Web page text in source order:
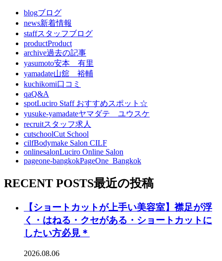
blogブログ
news新着情報
staffスタッフブログ
productProduct
archive過去の記事
yasumoto安本 有里
yamadate山舘 裕輔
kuchikomi口コミ
qaQ&A
spotLuciro Staff おすすめスポット☆
yusuke-yamadateヤマダテ ユウスケ
recruitスタッフ求人
cutschoolCut School
cilfBodymake Salon CILF
onlinesalonLuciro Online Salon
pageone-bangkokPageOne_Bangkok
RECENT POSTS最近の投稿
【ショートカットが上手い美容室】襟足が浮
く・はねる・クセがある・ショートカットに
したい方必見＊
2026.08.06